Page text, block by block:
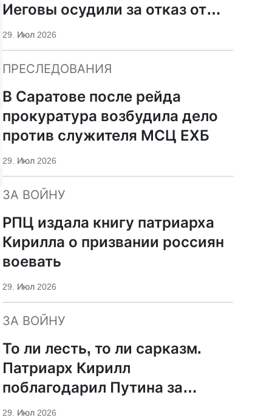
Иеговы осудили за отказ от
мобилизации
29. Июл 2026
ПРЕСЛЕДОВАНИЯ
В Саратове после рейда
прокуратура возбудила дело
против служителя МСЦ ЕХБ
29. Июл 2026
ЗА ВОЙНУ
РПЦ издала книгу патриарха
Кирилла о призвании россиян
воевать
29. Июл 2026
ЗА ВОЙНУ
То ли лесть, то ли сарказм.
Патриарх Кирилл
поблагодарил Путина за
защиту суверенитета и
29. Июл 2026